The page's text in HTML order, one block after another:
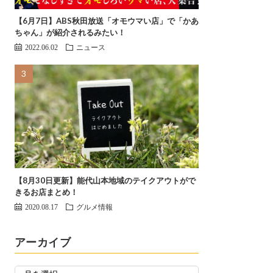
【6月7日】ABS秋田放送「オモウマい店」で「かあ
ちゃん」が紹介されるみたい！
2022.06.02 ニュース
【8月30日更新】能代山本地域のテイクアウトがで
きるお店まとめ！
2020.08.17 グルメ情報
アーカイブ